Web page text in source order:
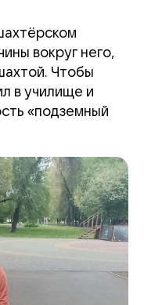
вокруг него,
Чтобы
в училище и
«подземный